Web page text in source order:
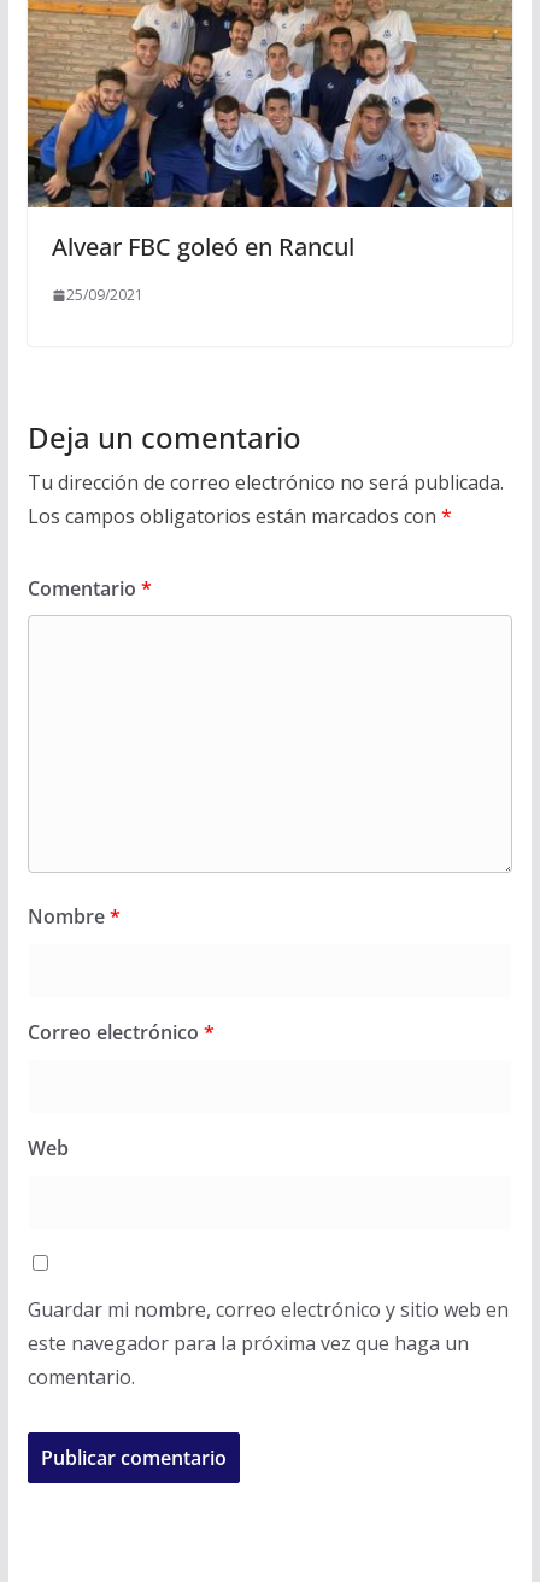
Alvear FBC goleó en Rancul
25/09/2021
Deja un comentario
Tu dirección de correo electrónico no será publicada.
Los campos obligatorios están marcados con *
Comentario *
Nombre*
Correo electrónico *
Web
Guardar mi nombre, correo electrónico y sitio web en
este navegador para la próxima vez que haga un
comentario.